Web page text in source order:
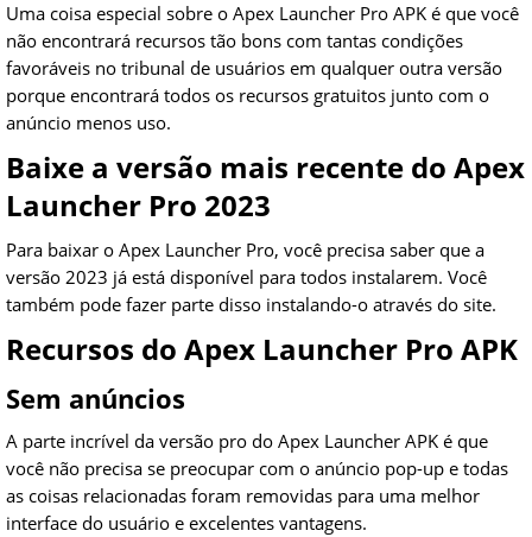
Uma coisa especial sobre o Apex Launcher Pro APK é que você
não encontrará recursos tão bons com tantas condições
favoráveis no tribunal de usuários em qualquer outra versão
porque encontrará todos os recursos gratuitos junto com o
anúncio menos uso.
Baixe a versão mais recente do Apex
Launcher Pro 2023
Para baixar o Apex Launcher Pro, você precisa saber que a
versão 2023 já está disponível para todos instalarem. Você
também pode fazer parte disso instalando-o através do site.
Recursos do Apex Launcher Pro APK
Sem anúncios
A parte incrível da versão pro do Apex Launcher APK é que
você não precisa se preocupar com o anúncio pop-up e todas
as coisas relacionadas foram removidas para uma melhor
interface do usuário e excelentes vantagens.